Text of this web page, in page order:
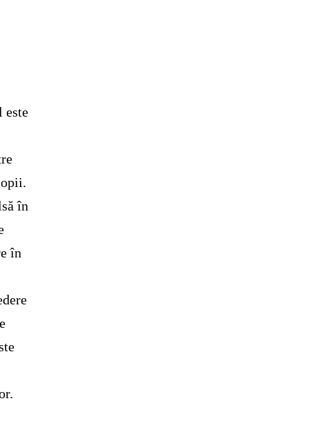
este
în
în